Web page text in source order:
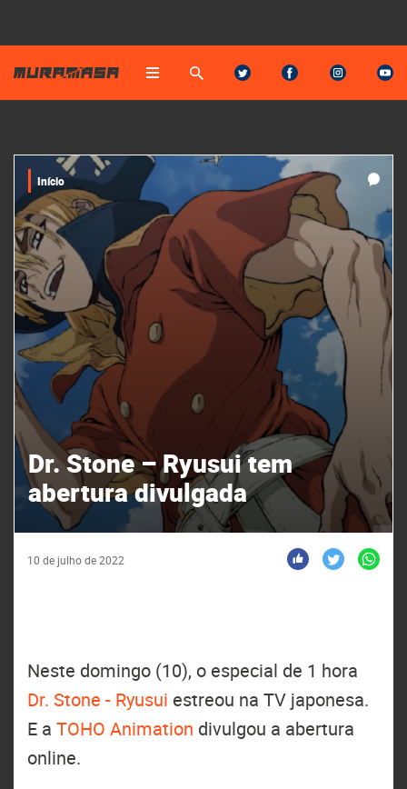
Início
Dr. Stone – Ryusui tem
abertura divulgada
10 de julho de 2022
Neste domingo (10), o especial de 1 hora
Dr. Stone - Ryusui estreou na TV japonesa.
E a TOHO Animation divulgou a abertura
online.